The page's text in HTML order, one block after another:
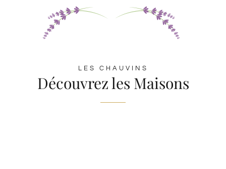
LES CHAUVINS
Découvrez les Maisons